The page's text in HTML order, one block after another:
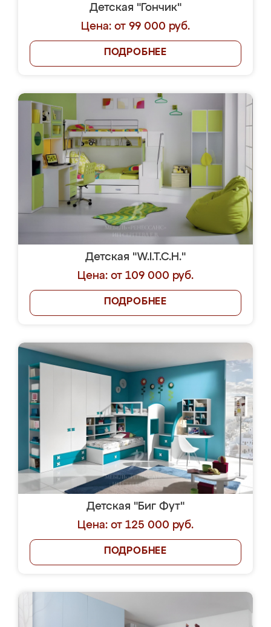
Детская "Гончик"
Цена: от 99 000 руб.
ПОДРОБНЕЕ
Детская "W.I.T.C.H."
Цена: от 109 000 руб.
ПОДРОБНЕЕ
Детская "Биг Фут"
Цена: от 125 000 руб.
ПОДРОБНЕЕ